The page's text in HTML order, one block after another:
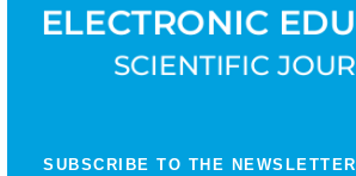
SUBSCRIBE TO THE NEWSLETTER